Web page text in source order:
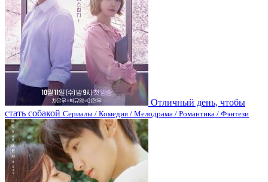
Отличный день, чтобы
стать собакой Сериалы / Комедия / Мелодрама / Романтика / Фэнтези